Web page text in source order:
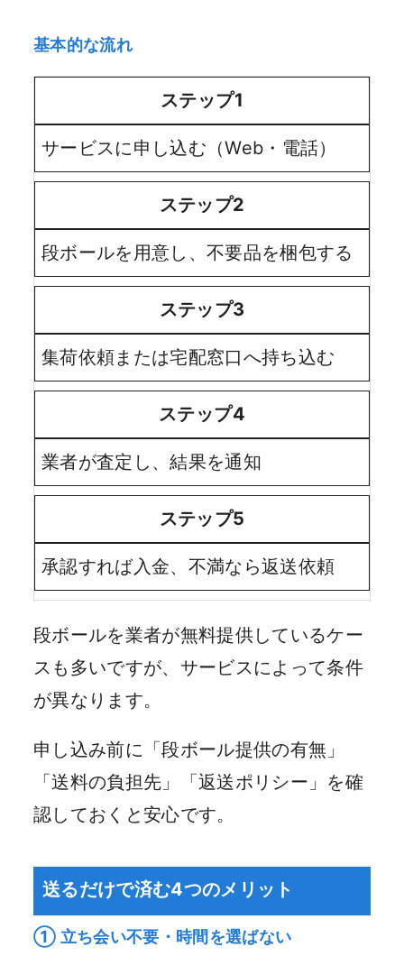
基本的な流れ
ステップ1
サービスに申し込む（Web・電話）
ステップ2
段ボールを用意し、不要品を梱包する
ステップ3
集荷依頼または宅配窓口へ持ち込む
ステップ4
業者が査定し、結果を通知
ステップ5
承認すれば入金、不満なら返送依頼
段ボールを業者が無料提供しているケー
スも多いですが、サービスによって条件
が異なります。
申し込み前に「段ボール提供の有無」
「送料の負担先」「返送ポリシー」を確
認しておくと安心です。
送るだけで済む4つのメリット
① 立ち会い不要・時間を選ばない